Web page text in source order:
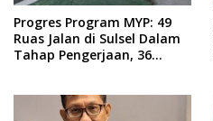
Progres Program MYP: 49
Ruas Jalan di Sulsel Dalam
Tahap Pengerjaan, 36